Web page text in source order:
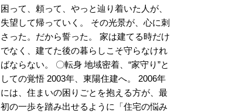
困って、頼って、やっと辿り着いた人が、
失望して帰っていく。 その光景が、心に刺
さった。だから誓った。 家は建てる時だけ
でなく、建てた後の暮らしこそ守らなけれ
ばならない。 〇転身 地域密着、“家守り”と
しての覚悟 2003年、東陽住建へ。 2006年
には、住まいの困りごとを抱える方が、最
初の一歩を踏み出せるように「住宅の悩み